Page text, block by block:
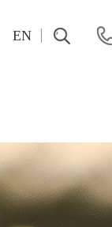
EN
表 Pre-RF Pulsed IV测量彻底改变晶体管紧凑建模